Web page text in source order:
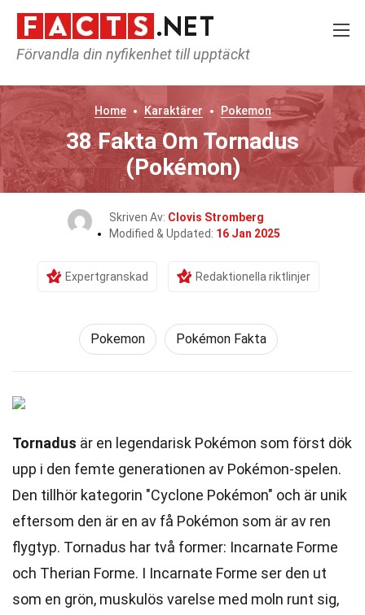
Förvandla din nyfikenhet till upptäckt
Home Karaktärer Pokemon
38 Fakta Om Tornadus
(Pokémon)
Skriven Av: Clovis Stromberg
Modified & Updated: 16 Jan 2025
Expertgranskad Redaktionella riktlinjer
Pokemon Pokémon Fakta
Tornadus är en legendarisk Pokémon som först dök
upp i den femte generationen av Pokémon-spelen.
Den tillhör kategorin "Cyclone Pokémon" och är unik
eftersom den är en av få Pokémon som är av ren
flygtyp. Tornadus har två former: Incarnate Forme
och Therian Forme. I Incarnate Forme ser den ut
som en grön, muskulös varelse med moln runt sig,